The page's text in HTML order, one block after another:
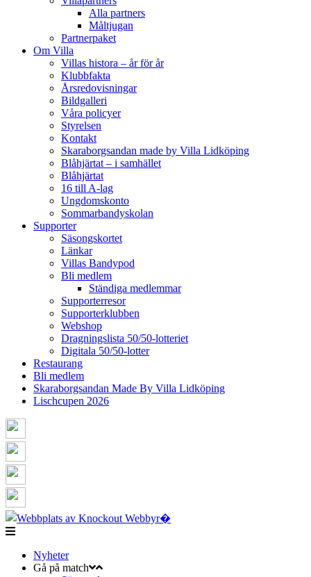
Alla partners
Måltjugan
Partnerpaket
Om Villa
Villas histora – år för år
Klubbfakta
Årsredovisningar
Bildgalleri
Våra policyer
Styrelsen
Kontakt
Skaraborgsandan made by Villa Lidköping
Blåhjärtat – i samhället
Blåhjärtat
16 till A-lag
Ungdomskonto
Sommarbandyskolan
Supporter
Säsongskortet
Länkar
Villas Bandypod
Bli medlem
Ständiga medlemmar
Supporterresor
Supporterklubben
Webshop
Dragningslista 50/50-lotteriet
Digitala 50/50-lotter
Restaurang
Bli medlem
Skaraborgsandan Made By Villa Lidköping
Lischcupen 2026
Nyheter
Gå på match